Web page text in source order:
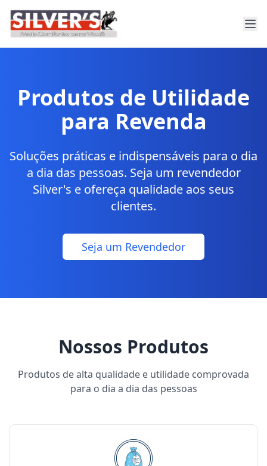
Produtos de Utilidade
para Revenda
Soluções práticas e indispensáveis para o dia
a dia das pessoas. Seja um revendedor
Silver's e ofereça qualidade aos seus
clientes.
Seja um Revendedor
Nossos Produtos
Produtos de alta qualidade e utilidade comprovada
para o dia a dia das pessoas